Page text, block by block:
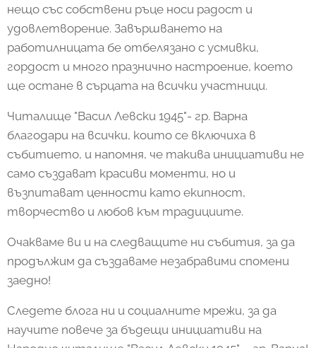
нещо със собствени ръце носи радост и
удовлетворение. Завършването на
работилницата бе отбелязано с усмивки,
гордост и много празнично настроение, което
ще остане в сърцата на всички участници.
Читалище "Васил Левски 1945"- гр. Варна
благодари на всички, които се включиха в
събитието, и напомня, че такива инициативи не
само създават красиви моменти, но и
възпитават ценности като екипност,
творчество и любов към традициите.
Очакваме ви и на следващите ни събития, за да
продължим да създаваме незабравими спомени
заедно!
Следете блога ни и социалните мрежи, за да
научите повече за бъдещи инициативи на